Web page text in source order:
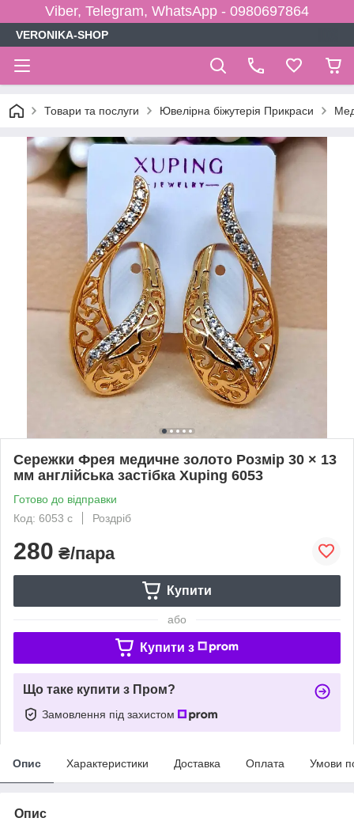
Viber, Telegram, WhatsApp - 0980697864
VERONIKA-SHOP
Товари та послуги Ювелірна біжутерія Прикраси
Сережки Фрея медичне золото Розмір 30 × 13
мм англійська застібка Xuping 6053
Готово до відправки
Код: 6053 с
Роздріб
280 ₴/пара
Купити
або
Купити з
Що таке купити з Пром?
Замовлення під захистом
Опис Характеристики Доставка Оплата Умови
Опис